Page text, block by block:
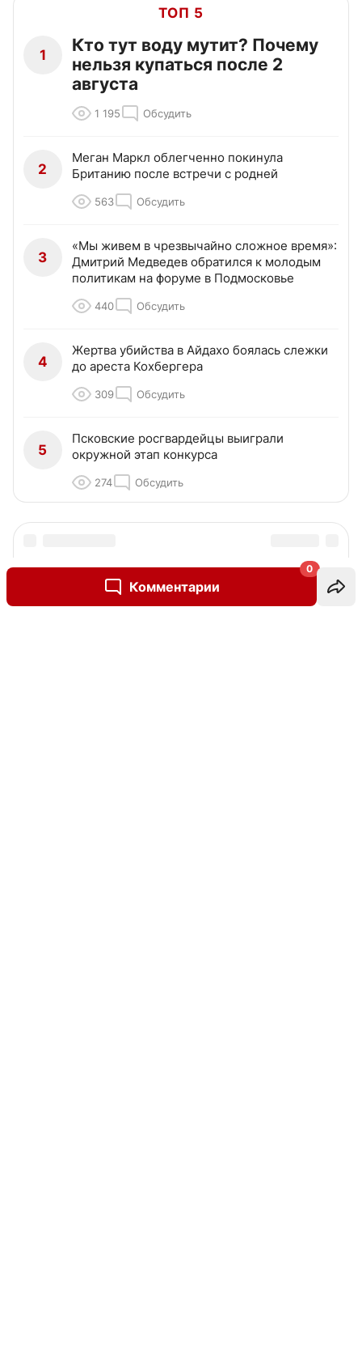
Комментарии
0
ТОП 5
1
Кто тут воду мутит? Почему
нельзя купаться после 2
августа
1 195 Обсудить
2
Меган Маркл облегченно покинула
Британию после встречи с родней
563 Обсудить
3
«Мы живем в чрезвычайно сложное время»:
Дмитрий Медведев обратился к молодым
политикам на форуме в Подмосковье
440 Обсудить
4
Жертва убийства в Айдахо боялась слежки
до ареста Кохбергера
309 Обсудить
5
Псковские росгвардейцы выиграли
окружной этап конкурса
274 Обсудить